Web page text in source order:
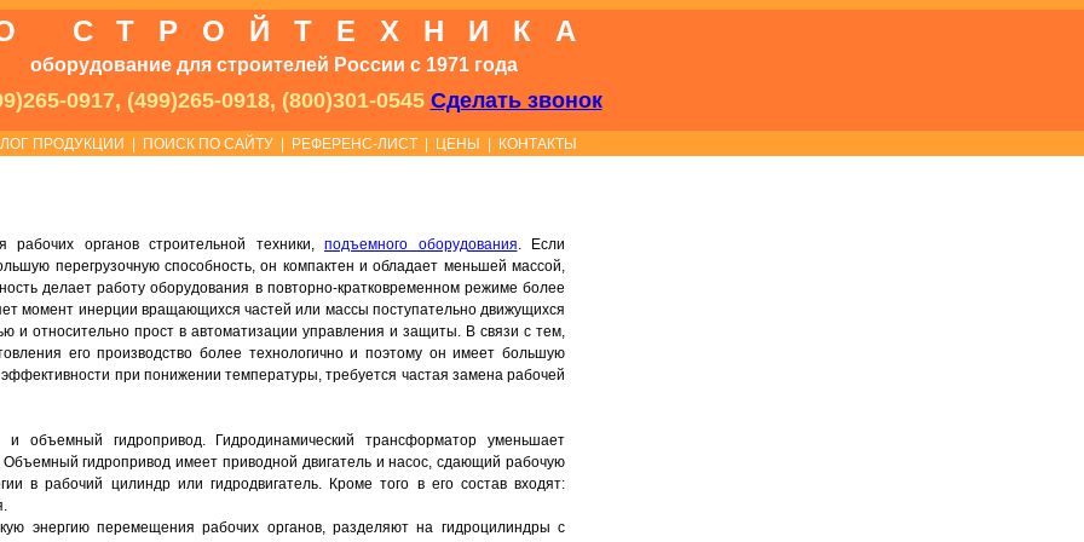
СТРОЙТЕХНИКА
оборудование для строителей России с 1971 года
0917, (499)265-0918, (800)301-0545 Сделать звонок
ПРОДУКЦИИ ПОИСК ПО САЙТУ РЕФЕРЕНС-ЛИСТ ЦЕНЫ КОНТАКТЫ
рабочих органов строительной техники, подъемного оборудования. Если
перегрузочную способность, он компактен и обладает меньшей массой,
делает работу оборудования в повторно-кратковременном режиме более
момент инерции вращающихся частей или массы поступательно движущихся
и относительно прост в автоматизации управления и защиты. В связи с тем,
его производство более технологично и поэтому он имеет большую
при понижении температуры, требуется частая замена рабочей
объемный гидропривод. Гидродинамический трансформатор уменьшает
гидропривод имеет приводной двигатель и насос, сдающий рабочую
в рабочий цилиндр или гидродвигатель. Кроме того в его состав входят:
энергию перемещения рабочих органов, разделяют на гидроцилиндры с